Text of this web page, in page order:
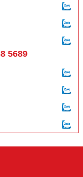
5689